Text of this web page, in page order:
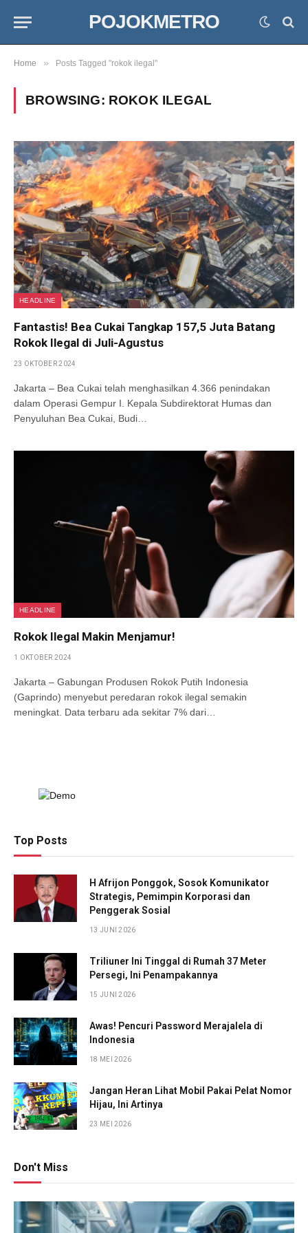
POJOKMETRO
Home » Posts Tagged "rokok ilegal"
BROWSING: ROKOK ILEGAL
HEADLINE
Fantastis! Bea Cukai Tangkap 157,5 Juta Batang
Rokok Ilegal di Juli-Agustus
23 OKTOBER 2024
Jakarta – Bea Cukai telah menghasilkan 4.366 penindakan
dalam Operasi Gempur I. Kepala Subdirektorat Humas dan
Penyuluhan Bea Cukai, Budi…
HEADLINE
Rokok Ilegal Makin Menjamur!
1 OKTOBER 2024
Jakarta – Gabungan Produsen Rokok Putih Indonesia
(Gaprindo) menyebut peredaran rokok ilegal semakin
meningkat. Data terbaru ada sekitar 7% dari…
Top Posts
H Afrijon Ponggok, Sosok Komunikator
Strategis, Pemimpin Korporasi dan
Penggerak Sosial
13 JUNI 2026
Triliuner Ini Tinggal di Rumah 37 Meter
Persegi, Ini Penampakannya
15 JUNI 2026
Awas! Pencuri Password Merajalela di
Indonesia
18 MEI 2026
Jangan Heran Lihat Mobil Pakai Pelat Nomor
Hijau, Ini Artinya
23 MEI 2026
Don't Miss